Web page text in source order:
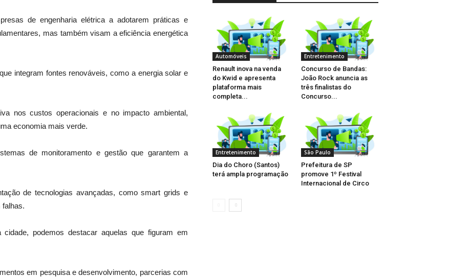
de engenharia elétrica a adotarem práticas e
mas também visam a eficiência energética
integram fontes renováveis, como a energia solar e
nos custos operacionais e no impacto ambiental,
economia mais verde.
de monitoramento e gestão que garantem a
de tecnologias avançadas, como smart grids e
falhas.
podemos destacar aquelas que figuram em
em pesquisa e desenvolvimento, parcerias com
Automóveis
Renault inova na venda
do Kwid e apresenta
plataforma mais
completa...
Entretenimento
Concurso de Bandas:
João Rock anuncia as
três finalistas do
Concurso...
Entretenimento
Dia do Choro (Santos)
terá ampla programação
São Paulo
Prefeitura de SP
promove 1º Festival
Internacional de Circo